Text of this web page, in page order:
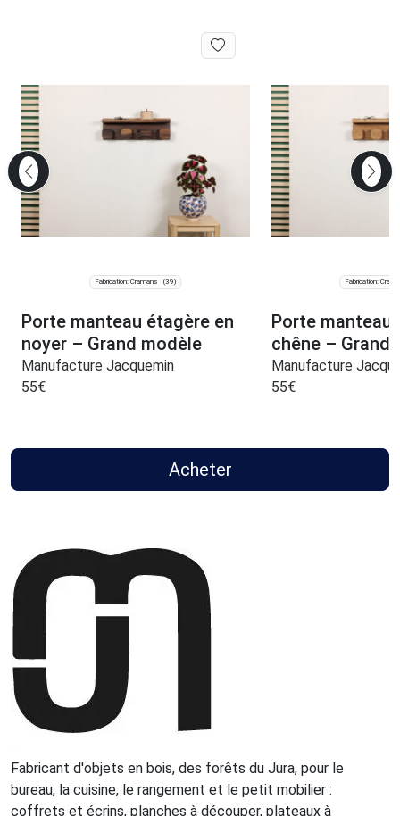
Fabrication: Cramans (39)
Porte manteau étagère en
noyer – Grand modèle
Manufacture Jacquemin
55€
Fabrication:
Porte manteau
chêne – Grand
Manufacture
55€
Acheter
Fabricant d'objets en bois, des forêts du Jura, pour le
bureau, la cuisine, le rangement et le petit mobilier :
coffrets et écrins, planches à découper, plateaux à